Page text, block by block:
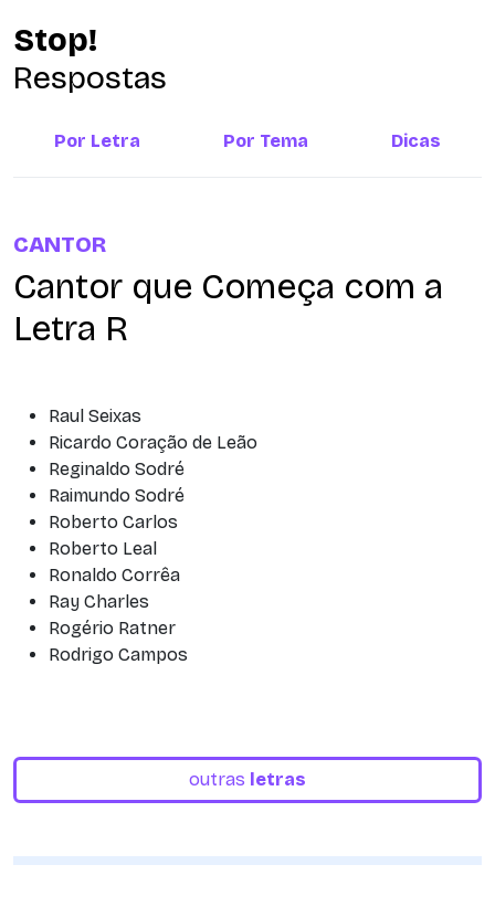
Stop!
Respostas
Por Letra Por Tema Dicas
CANTOR
Cantor que Começa com a
Letra R
Raul Seixas
Ricardo Coração de Leão
Reginaldo Sodré
Raimundo Sodré
Roberto Carlos
Roberto Leal
Ronaldo Corrêa
Ray Charles
Rogério Ratner
Rodrigo Campos
outras letras